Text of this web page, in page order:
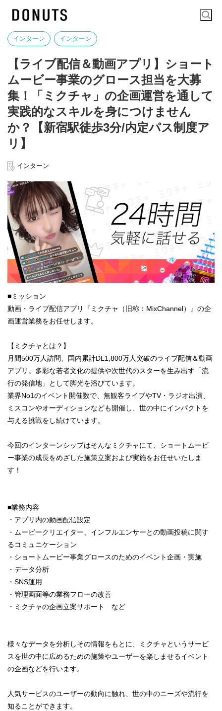
インターン インターン
【ライブ配信＆動画アプリ】ショート
ムービー事業のグロース担当を大募
集！「ミクチャ」の企画運営を通して
実践的なスキルを身につけません
か？【新宿駅徒歩3分/内定パス制度ア
リ】
インターン
■ミッション
動画・ライブ配信アプリ『ミクチャ（旧称：MixChannel）』の企
画運営業務をお任せします。
【ミクチャとは？】
月間500万人訪問、国内累計DL1,800万人突破のライブ配信＆動画
アプリ。多彩な若者文化の提供や次世代のスターを生み出す「流
行の発信地」として脚光を浴びています。
業界No1のイベント開催数で、無観客ライブやTV・ラジオ出演、
ミスコンやオーディションなども開催し、世の中にインパクトを
与える挑戦をし続けています。
今回のインターンシップはそんなミクチャにて、ショートムービ
ー事業の成長をめざした施策立案および実施をお任せいたしま
す！
■業務内容
・アプリ内の動画配信設定
・ムービークリエイター、インフルエンサーとの動画投稿に関す
るコミュニケーション
・ショートムービー事業グロースのためのイベント企画・実施
・データ分析
・SNS運用
・管理画面等の業務フローの改善
・ミクチャの企画立案サポート など
様々なデータを分析しその情報をもとに、ミクチャというサービ
スを世の中に広めるための施策やユーザーを楽しませるイベント
の企画などを行います。
人気サービスのユーザーの動向に触れ、世の中のニーズや流行を
知ることができます。